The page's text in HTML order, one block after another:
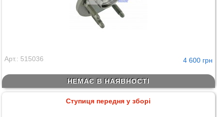
Арт.: 515036 4 600 грн
НЕМАЄ В НАЯВНОСТІ
Ступиця передня у зборі